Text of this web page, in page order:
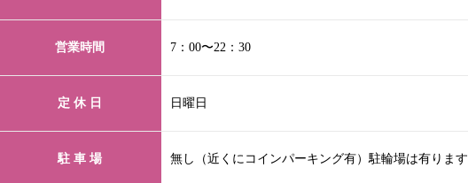
営業時間 7：00〜22：30
定 休 日 日曜日
駐 車 場 無し（近くにコインパーキング有）駐輪場は有ります